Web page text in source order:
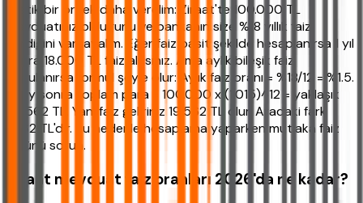
Pratik bir örnek daha verelim: Ziraat'te 100.000 TL
mevduatınız olduğunu ve bankanın size %18 yıllık faiz
verdiğini varsayalım. Eğer faiz basit şekilde hesaplanırsa 1 yıl
sonra 18.000 TL faiz alırsınız. Ama aylık bileşik faiz
uygulanırsa formül şöyle olur: Aylık faiz oranı = %18/12 = %1.5.
12 ay sonra toplam para = 100.000 x (1.015)^12 = yaklaşık
119.562 TL. Yani faiz geliriniz 19.562 TL olur. Aradaki fark
1.562 TL'dir. Bu nedenle hesaplama yaparken mutlaka faiz
türünü sorun.
Ziraat mevduat faiz oranları 2026'da ne kadar?